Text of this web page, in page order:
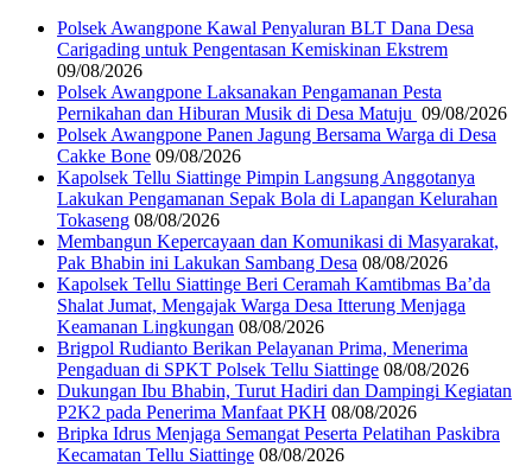
‎Polsek Awangpone Kawal Penyaluran BLT Dana Desa
Carigading untuk Pengentasan Kemiskinan Ekstrem
09/08/2026
‎Polsek Awangpone Laksanakan Pengamanan Pesta
Pernikahan dan Hiburan Musik di Desa Matuju ‎ 09/08/2026
Polsek Awangpone Panen Jagung Bersama Warga di Desa
Cakke Bone 09/08/2026
Kapolsek Tellu Siattinge Pimpin Langsung Anggotanya
Lakukan Pengamanan Sepak Bola di Lapangan Kelurahan
Tokaseng 08/08/2026
Membangun Kepercayaan dan Komunikasi di Masyarakat,
Pak Bhabin ini Lakukan Sambang Desa 08/08/2026
Kapolsek Tellu Siattinge Beri Ceramah Kamtibmas Ba’da
Shalat Jumat, Mengajak Warga Desa Itterung Menjaga
Keamanan Lingkungan 08/08/2026
Brigpol Rudianto Berikan Pelayanan Prima, Menerima
Pengaduan di SPKT Polsek Tellu Siattinge 08/08/2026
Dukungan Ibu Bhabin, Turut Hadiri dan Dampingi Kegiatan
P2K2 pada Penerima Manfaat PKH 08/08/2026
Bripka Idrus Menjaga Semangat Peserta Pelatihan Paskibra
Kecamatan Tellu Siattinge 08/08/2026